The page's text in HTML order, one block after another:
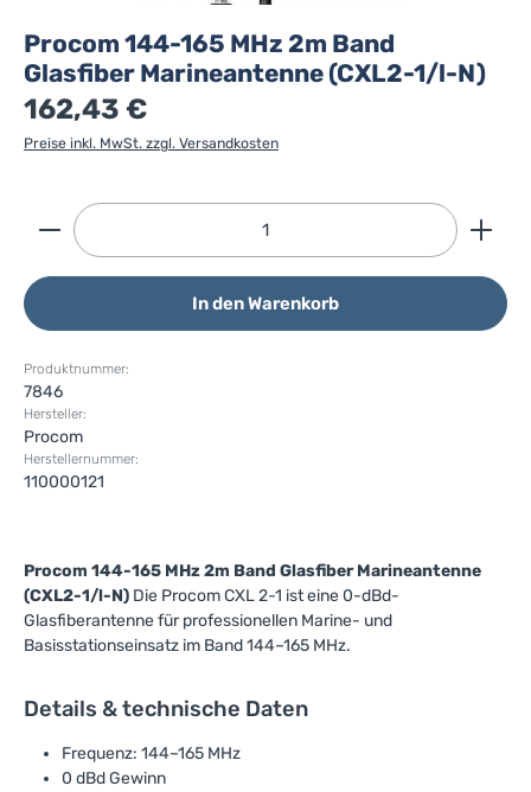
Procom 144-165 MHz 2m Band
Glasfiber Marineantenne (CXL2-1/l-N)
162,43 €
Preise inkl. MwSt. zzgl. Versandkosten
Produkt Anzahl: Gib den gewünschten Wert ein
In den Warenkorb
Produktnummer:
7846
Hersteller:
Procom
Herstellernummer:
110000121
Procom 144-165 MHz 2m Band Glasfiber Marineantenne
(CXL2-1/l-N) Die Procom CXL 2-1 ist eine 0-dBd-
Glasfiberantenne für professionellen Marine- und
Basisstationseinsatz im Band 144–165 MHz.
Details & technische Daten
Frequenz: 144–165 MHz
0 dBd Gewinn